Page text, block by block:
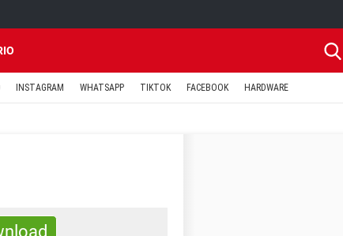
INSTAGRAM WHATSAPP TIKTOK FACEBOOK HARDWARE